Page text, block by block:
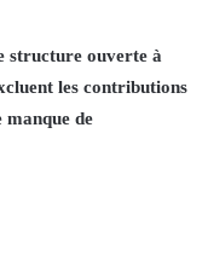
structure ouverte à
les contributions
manque de